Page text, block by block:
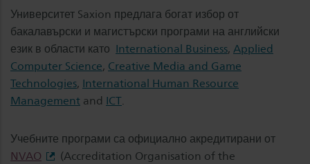
Университет Saxion предлага богат избор от
бакалавърски и магистърски програми на английски
език в области като International Business, Applied
Computer Science, Creative Media and Game
Technologies, International Human Resource
Management and ICT.
Учебните програми са официално акредитирани от
NVAO
(Accreditation Organisation of the